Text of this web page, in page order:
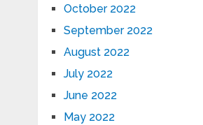
October 2022
September 2022
August 2022
July 2022
June 2022
May 2022